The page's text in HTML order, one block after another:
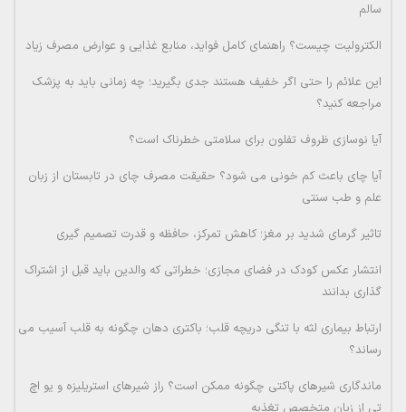
سالم
الکترولیت چیست؟ راهنمای کامل فواید، منابع غذایی و عوارض مصرف زیاد
این علائم را حتی اگر خفیف هستند جدی بگیرید؛ چه زمانی باید به پزشک
مراجعه کنید؟
آیا نوسازی ظروف تفلون برای سلامتی خطرناک است؟
آیا چای باعث کم خونی می شود؟ حقیقت مصرف چای در تابستان از زبان
علم و طب سنتی
تاثیر گرمای شدید بر مغز؛ کاهش تمرکز، حافظه و قدرت تصمیم گیری
انتشار عکس کودک در فضای مجازی؛ خطراتی که والدین باید قبل از اشتراک
گذاری بدانند
ارتباط بیماری لثه با تنگی دریچه قلب؛ باکتری دهان چگونه به قلب آسیب می
رساند؟
ماندگاری شیرهای پاکتی چگونه ممکن است؟ راز شیرهای استریلیزه و یو اچ